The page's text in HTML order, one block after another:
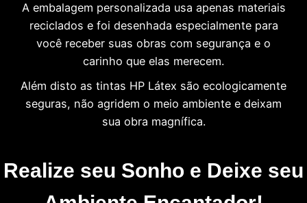
A embalagem personalizada usa apenas materiais
reciclados e foi desenhada especialmente para
você receber suas obras com segurança e o
carinho que elas merecem.
Além disto as tintas HP Látex são ecologicamente
seguras, não agridem o meio ambiente e deixam
sua obra magnífica.
Realize seu Sonho e Deixe seu